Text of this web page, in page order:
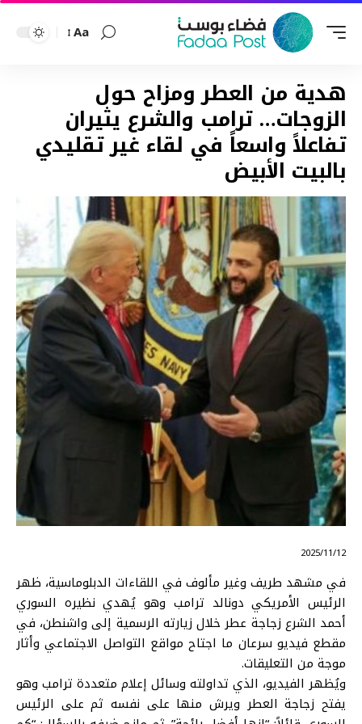
Font
Aa
هدية من العطر ومزاح حول
الزوجات… ترامب والشرع يثيران
تفاعلاً واسعاً في لقاء غير تقليدي
بالبيت الأبيض
⠀ 2025/11/12
في مشهد طريف وغير مألوف في اللقاءات الدبلوماسية، ظهر
الرئيس الأمريكي دونالد ترامب وهو يُهدي نظيره السوري
أحمد الشرع زجاجة عطر خلال زيارته الرسمية إلى واشنطن، في
مقطع فيديو سرعان ما اجتاح مواقع التواصل الاجتماعي وأثار
موجة من التعليقات.
ويُظهر الفيديو، الذي تداولته وسائل إعلام متعددة ترامب وهو
يفتح زجاجة العطر ويرش منها على نفسه ثم على الرئيس